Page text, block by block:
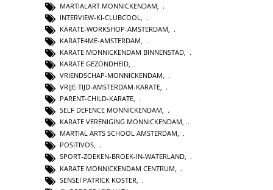
MARTIALART MONNICKENDAM
INTERVIEW-KI-CLUBCOOL
KARATE-WORKSHOP-AMSTERDAM
KARATE4ME-AMSTERDAM
KARATE MONNICKENDAM BINNENSTAD
KARATE GEZONDHEID
VRIENDSCHAP-MONNICKENDAM,
VRIJE-TIJD-AMSTERDAM-KARATE,
PARENT-CHILD-KARATE,
SELF DEFENCE MONNICKENDAM,
KARATE VERENIGING MONNICKENDAM,
MARTIAL ARTS SCHOOL AMSTERDAM,
POSITIVOS,
SPORT-ZOEKEN-BROEK-IN-WATERLAND,
KARATE MONNICKENDAM CENTRUM
SENSEI PATRICK KOSTER